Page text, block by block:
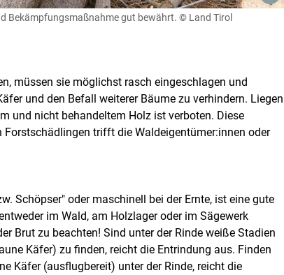
Bekämpfungsmaßnahme gut bewährt. © Land Tirol
müssen sie möglichst rasch eingeschlagen und
und den Befall weiterer Bäume zu verhindern. Liegen
und nicht behandeltem Holz ist verboten. Diese
trifft die Waldeigentümer:innen oder
Schöpser" oder maschinell bei der Ernte, ist eine gute
im Wald, am Holzlager oder im Sägewerk
Brut zu beachten! Sind unter der Rinde weiße Stadien
Käfer) zu finden, reicht die Entrindung aus. Finden
Käfer (ausflugbereit) unter der Rinde, reicht die